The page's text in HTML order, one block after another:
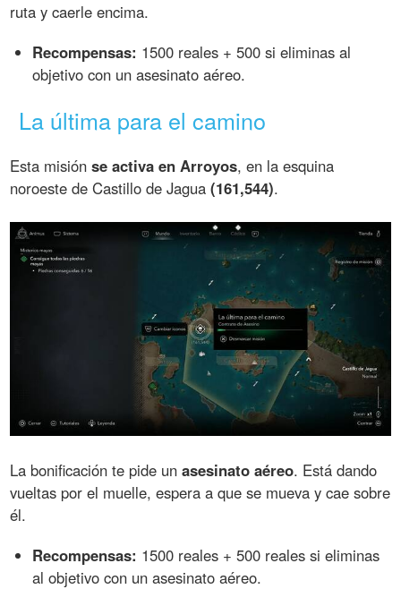
ruta y caerle encima.
Recompensas: 1500 reales + 500 si eliminas al
objetivo con un asesinato aéreo.
La última para el camino
Esta misiónse activa en Arroyos, en la esquina
noroeste de Castillo de Jagua(161,544).
La bonificación te pide unasesinato aéreo. Está dando
vueltas por el muelle, espera a que se mueva y cae sobre
él.
Recompensas: 1500 reales + 500 reales si eliminas
al objetivo con un asesinato aéreo.